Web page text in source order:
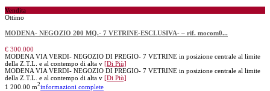
Vendita
Ottimo
MODENA- NEGOZIO 200 MQ.- 7 VETRINE-ESCLUSIVA- – rif. mocom0...
€ 300.000
MODENA VIA VERDI- NEGOZIO DI PREGIO- 7 VETRINE in posizione centrale al limite
della Z.T.L. e al contempo di alta v [Di Più]
MODENA VIA VERDI- NEGOZIO DI PREGIO- 7 VETRINE in posizione centrale al limite
della Z.T.L. e al contempo di alta v [Di Più]
1 200.00 m2informazioni complete